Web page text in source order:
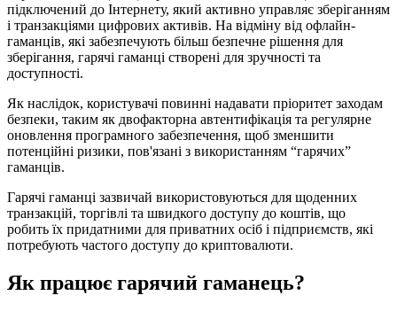
підключений до Інтернету, який активно управляє зберіганням
і транзакціями цифрових активів. На відміну від офлайн-
гаманців, які забезпечують більш безпечне рішення для
зберігання, гарячі гаманці створені для зручності та
доступності.
Як наслідок, користувачі повинні надавати пріоритет заходам
безпеки, таким як двофакторна автентифікація та регулярне
оновлення програмного забезпечення, щоб зменшити
потенційні ризики, пов'язані з використанням “гарячих”
гаманців.
Гарячі гаманці зазвичай використовуються для щоденних
транзакцій, торгівлі та швидкого доступу до коштів, що
робить їх придатними для приватних осіб і підприємств, які
потребують частого доступу до криптовалюти.
Як працює гарячий гаманець?